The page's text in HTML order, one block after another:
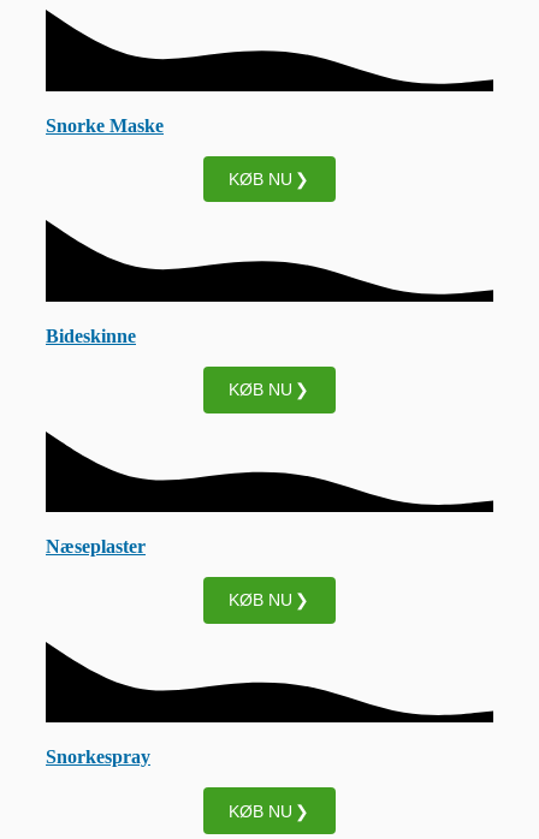
Snorke Maske
KØB NU
Bideskinne
KØB NU
Næseplaster
KØB NU
Snorkespray
KØB NU